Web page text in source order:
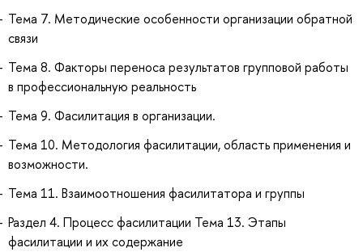
Тема 7. Методические особенности организации обратной
связи
Тема 8. Факторы переноса результатов групповой работы
в профессиональную реальность
Тема 9. Фасилитация в организации.
Тема 10. Методология фасилитации, область применения и
возможности.
Тема 11. Взаимоотношения фасилитатора и группы
Раздел 4. Процесс фасилитации Тема 13. Этапы
фасилитации и их содержание